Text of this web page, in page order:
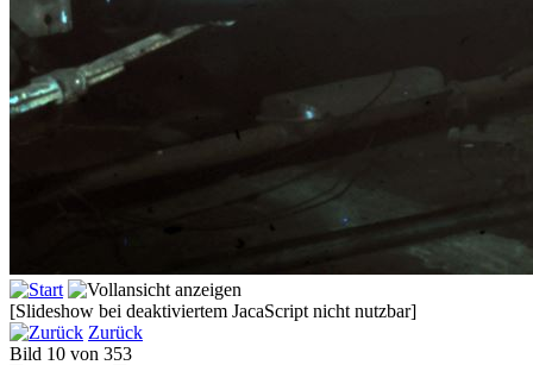
[Slideshow bei deaktiviertem JacaScript nicht nutzbar]
Zurück
Bild 10 von 353